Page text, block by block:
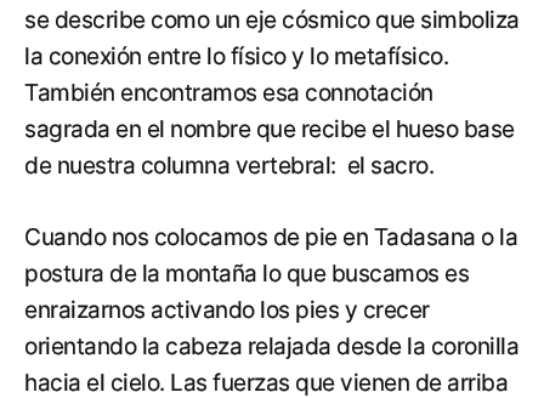
se describe como un eje cósmico que simboliza
la conexión entre lo físico y lo metafísico.
También encontramos esa connotación
sagrada en el nombre que recibe el hueso base
de nuestra columna vertebral: el sacro.
Cuando nos colocamos de pie en Tadasana o la
postura de la montaña lo que buscamos es
enraizarnos activando los pies y crecer
orientando la cabeza relajada desde la coronilla
hacia el cielo. Las fuerzas que vienen de arriba